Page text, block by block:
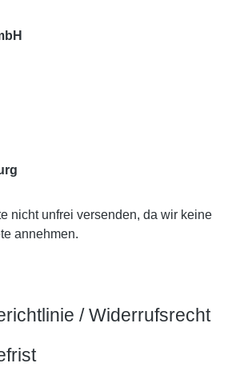
nicht unfrei versenden, da wir keine
annehmen.
/ Widerrufsrecht